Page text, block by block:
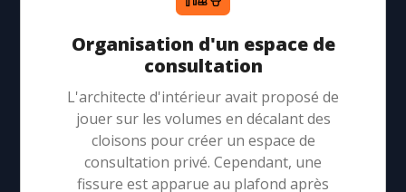
Organisation d'un espace de
consultation
L'architecte d'intérieur avait proposé de
jouer sur les volumes en décalant des
cloisons pour créer un espace de
consultation privé. Cependant, une
fissure est apparue au plafond après